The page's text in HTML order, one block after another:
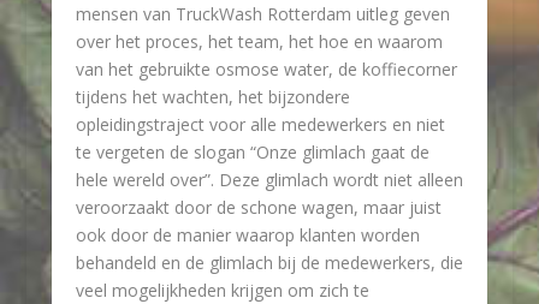
mensen van TruckWash Rotterdam uitleg geven
over het proces, het team, het hoe en waarom
van het gebruikte osmose water, de koffiecorner
tijdens het wachten, het bijzondere
opleidingstraject voor alle medewerkers en niet
te vergeten de slogan “Onze glimlach gaat de
hele wereld over”. Deze glimlach wordt niet alleen
veroorzaakt door de schone wagen, maar juist
ook door de manier waarop klanten worden
behandeld en de glimlach bij de medewerkers, die
veel mogelijkheden krijgen om zich te